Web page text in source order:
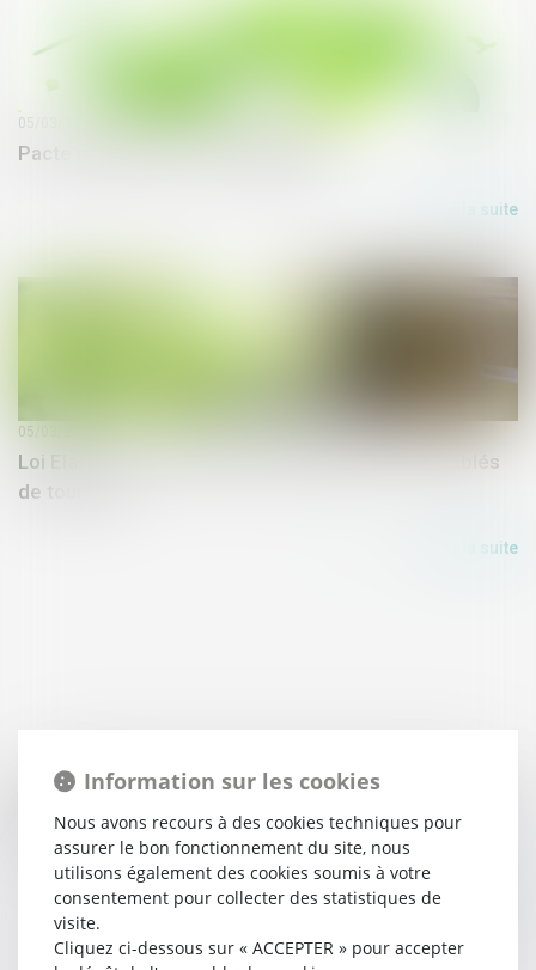
Pacte national sur les emballages
05/03/2019
Lire la suite
Loi Elan : vers un meilleur encadrement des meublés
de tourisme
05/03/2019
Lire la suite
L'Europe en faveur d'un projet de loi sur la gestion des
eaux usées et leur réutilisation en agriculture
26/02/2019
Lire la suite
Information sur les cookies
Nous avons recours à des cookies techniques pour
assurer le bon fonctionnement du site, nous
utilisons également des cookies soumis à votre
consentement pour collecter des statistiques de
visite.
Cliquez ci-dessous sur « ACCEPTER » pour accepter